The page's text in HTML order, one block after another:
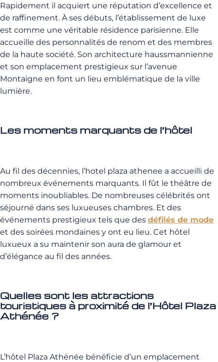
Rapidement il acquiert une réputation d’excellence et
de raffinement. À ses débuts, l’établissement de luxe
est comme une véritable résidence parisienne. Elle
accueille des personnalités de renom et des membres
de la haute société. Son architecture haussmannienne
et son emplacement prestigieux sur l’avenue
Montaigne en font un lieu emblématique de la ville
lumière.
Les moments marquants de l’hôtel
Au fil des décennies, l’hotel plaza athenee a accueilli de
nombreux événements marquants. Il fût le théâtre de
moments inoubliables. De nombreuses célébrités ont
séjourné dans ses luxueuses chambres. Et des
événements prestigieux tels que des défilés de mode
et des soirées mondaines y ont eu lieu. Cet hôtel
luxueux a su maintenir son aura de glamour et
d’élégance au fil des années.
Quelles sont les attractions
touristiques à proximité de l’Hôtel Plaza
Athénée ?
L’hôtel Plaza Athénée bénéficie d’un emplacement